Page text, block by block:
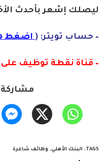
ليصلك إشعربأحدث
– حساب تويتر: ( اضغط
– قناة نقطة توظيف على
TAGS
: البنك الأهلي, وظائف شاغرة